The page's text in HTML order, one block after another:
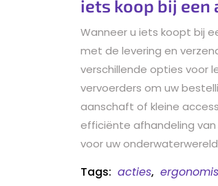
iets koop bij
Wanneer u iets koopt bij
met de levering en
verschillende opties voor
vervoerders om uw
aanschaft of kleine
efficiënte afhandeling
voor uw
Tags: acties,